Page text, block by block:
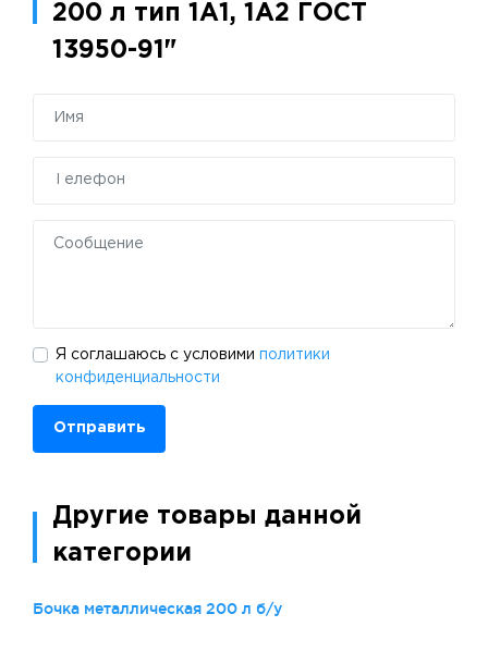
200 л тип 1А1, 1А2 ГОСТ
13950-91"
Я соглашаюсь с условими политики
конфиденциальности
Отправить
Другие товары данной
категории
Бочка металлическая 200 л б/у